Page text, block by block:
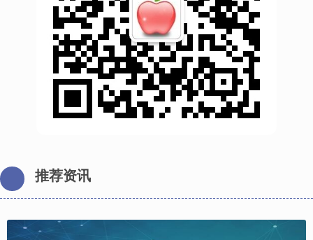
推荐资讯